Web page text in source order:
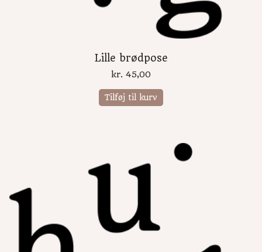
Lille brødpose
kr. 45,00
Tilføj til kurv